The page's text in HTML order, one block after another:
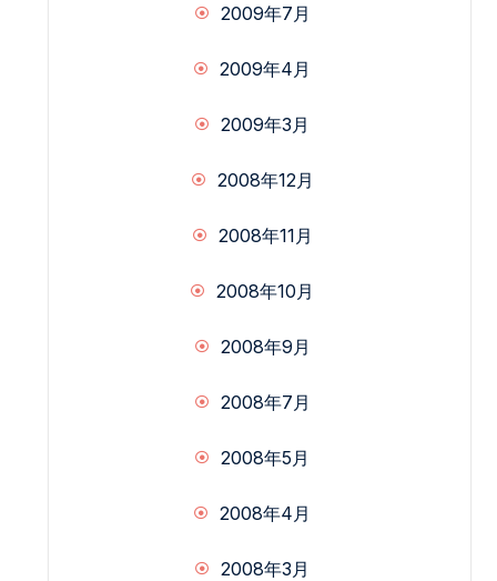
2009年7月
2009年4月
2009年3月
2008年12月
2008年11月
2008年10月
2008年9月
2008年7月
2008年5月
2008年4月
2008年3月